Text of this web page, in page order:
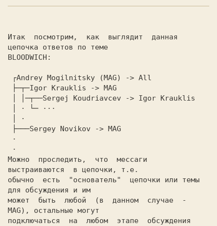
Итак  посмотрим,  как  выглядит  данная
цепочка ответов по теме
BLOODWICH:
Можно  проследить,  что  мессаги
выстраиваются  в цепочки, т.е.
обычно  есть  "основатель"  цепочки или темы
для обсуждения и им
может  быть  любой  (в  данном  случае  -
MAG), остальные могут
подключаться  на  любом  этапе  обсуждения